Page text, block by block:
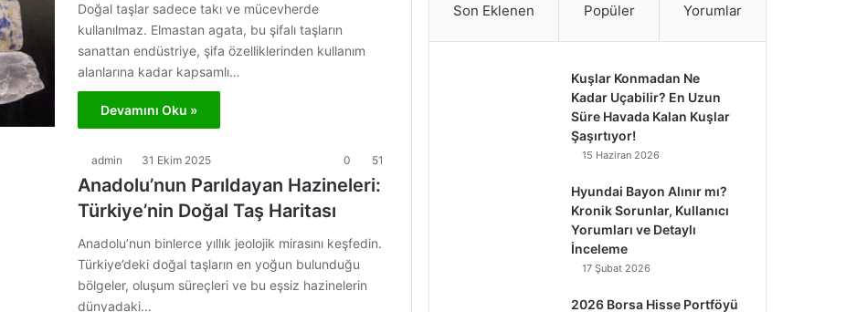
Doğal taşlar sadece takı ve mücevherde
kullanılmaz. Elmastan agata, bu şifalı taşların
sanattan endüstriye, şifa özelliklerinden kullanım
alanlarına kadar kapsamlı…
Devamını Oku »
admin 31 Ekim 2025 0 51
Anadolu’nun Parıldayan Hazineleri:
Türkiye’nin Doğal Taş Haritası
Anadolu’nun binlerce yıllık jeolojik mirasını keşfedin.
Türkiye’deki doğal taşların en yoğun bulunduğu
bölgeler, oluşum süreçleri ve bu eşsiz hazinelerin
dünyadaki…
Son Eklenen Popüler Yorumlar
Kuşlar Konmadan Ne
Kadar Uçabilir? En Uzun
Süre Havada Kalan Kuşlar
Şaşırtıyor!
15 Haziran 2026
Hyundai Bayon Alınır mı?
Kronik Sorunlar, Kullanıcı
Yorumları ve Detaylı
İnceleme
17 Şubat 2026
2026 Borsa Hisse Portföyü